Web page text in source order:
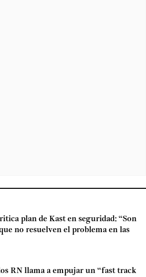
plan de Kast en seguridad: “Son
no resuelven el problema en las
RN llama a empujar un “fast track